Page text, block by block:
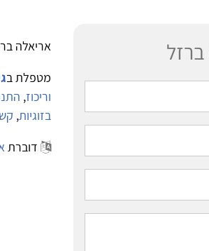
אריאלה
מטפלת ב
וריכוז,
בזוגיות,
דוברת